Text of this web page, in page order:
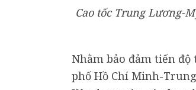
Cao tốc Trung Lương-
Nhằm bảo đảm tiến
phố Hồ Chí Minh-